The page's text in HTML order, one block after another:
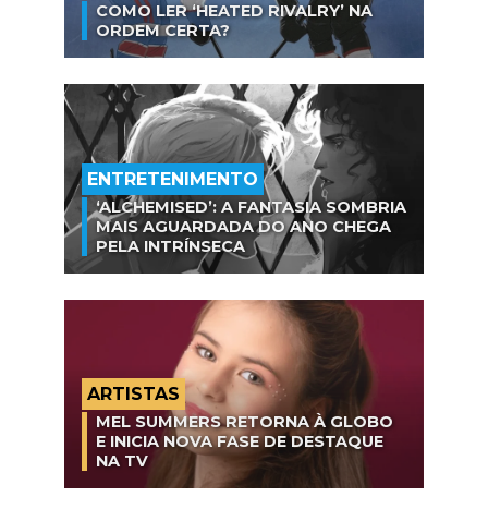
COMO LER ‘HEATED RIVALRY’ NA
ORDEM CERTA?
ENTRETENIMENTO
‘ALCHEMISED’: A FANTASIA SOMBRIA
MAIS AGUARDADA DO ANO CHEGA
PELA INTRÍNSECA
ARTISTAS
MEL SUMMERS RETORNA À GLOBO
E INICIA NOVA FASE DE DESTAQUE
NA TV